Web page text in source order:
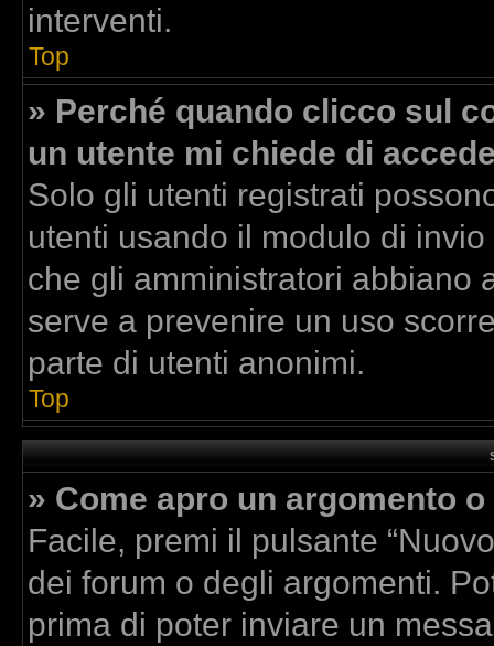
interventi.
Top
» Perché quando clicco sul
un utente mi chiede di
Solo gli utenti registrati
utenti usando il modulo di
che gli amministratori abbiano
serve a prevenire un uso
parte di utenti anonimi.
Top
» Come apro un argomento
Facile, premi il pulsante
dei forum o degli argomenti.
prima di poter inviare un